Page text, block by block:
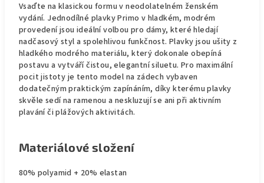
Vsaďte na klasickou formu v neodolatelném ženském
vydání. Jednodílné plavky Primo v hladkém, modrém
provedení jsou ideální volbou pro dámy, které hledají
nadčasový styl a spolehlivou funkčnost. Plavky jsou ušity z
hladkého modrého materiálu, který dokonale obepíná
postavu a vytváří čistou, elegantní siluetu. Pro maximální
pocit jistoty je tento model na zádech vybaven
dodatečným praktickým zapínáním, díky kterému plavky
skvěle sedí na ramenou a neskluzují se ani při aktivním
plavání či plážových aktivitách.
Materiálové složení
80% polyamid + 20% elastan